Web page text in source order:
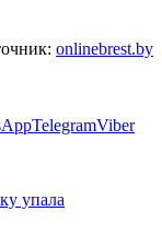
onlinebrest.by
TelegramViber
упала